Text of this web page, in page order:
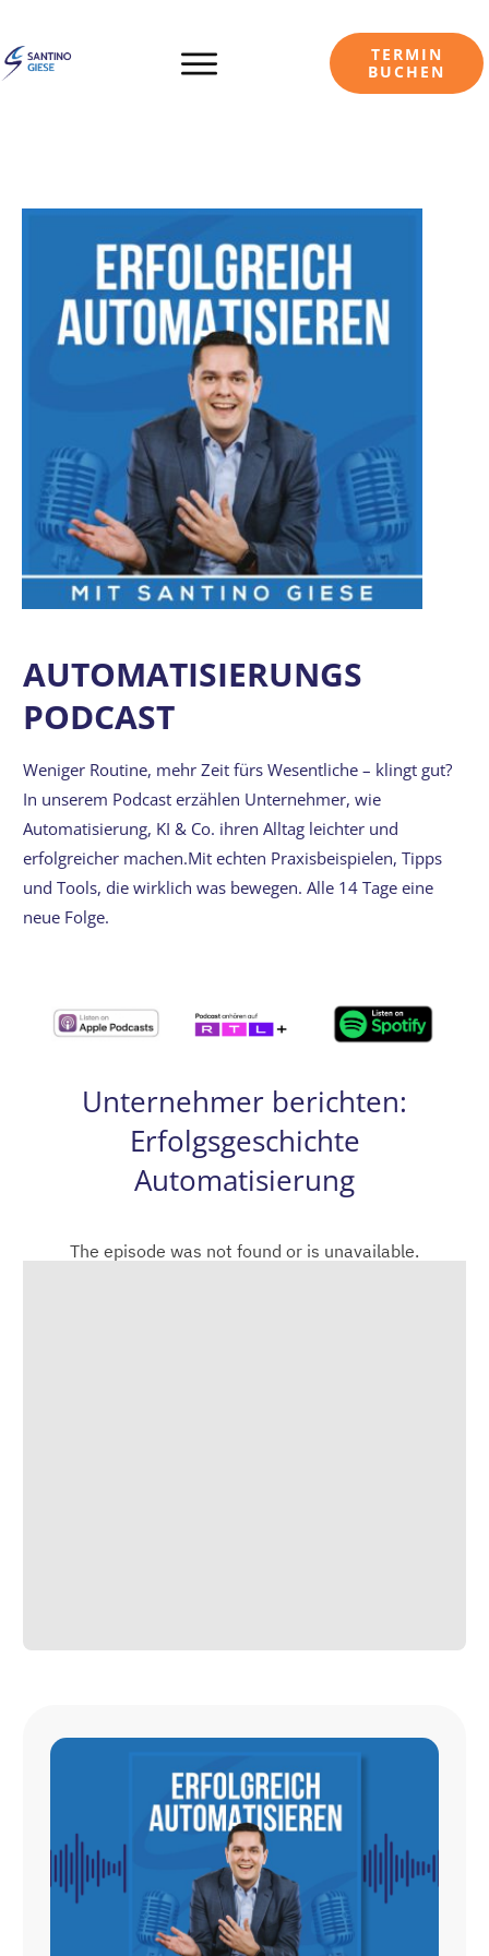
TERMIN
BUCHEN
AUTOMATISIERUNGS
PODCAST
Weniger Routine, mehr Zeit fürs Wesentliche – klingt gut?
In unserem Podcast erzählen Unternehmer, wie
Automatisierung, KI & Co. ihren Alltag leichter und
erfolgreicher machen.Mit echten Praxisbeispielen, Tipps
und Tools, die wirklich was bewegen. Alle 14 Tage eine
neue Folge.
Unternehmer berichten:
Erfolgsgeschichte
Automatisierung